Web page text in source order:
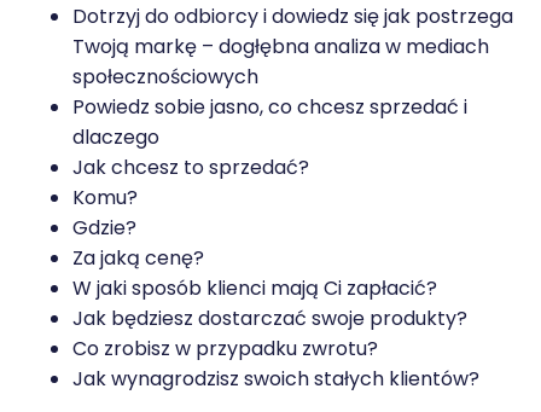
Dotrzyj do odbiorcy i dowiedz się jak postrzega
Twoją markę – dogłębna analiza w mediach
społecznościowych
Powiedz sobie jasno, co chcesz sprzedać i
dlaczego
Jak chcesz to sprzedać?
Komu?
Gdzie?
Za jaką cenę?
W jaki sposób klienci mają Ci zapłacić?
Jak będziesz dostarczać swoje produkty?
Co zrobisz w przypadku zwrotu?
Jak wynagrodzisz swoich stałych klientów?